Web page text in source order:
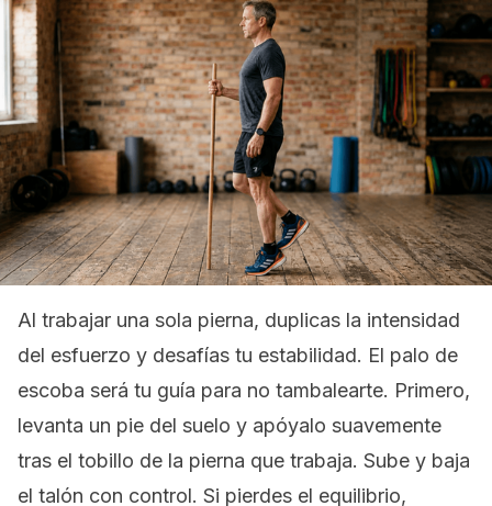
Al trabajar una sola pierna, duplicas la intensidad
del esfuerzo y desafías tu estabilidad. El palo de
escoba será tu guía para no tambalearte. Primero,
levanta un pie del suelo y apóyalo suavemente
tras el tobillo de la pierna que trabaja. Sube y baja
el talón con control. Si pierdes el equilibrio,